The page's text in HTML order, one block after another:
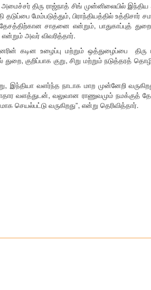
திரு ராஜ்நாத் சிங் முன்னிலையில்
மேம்படுத்தும், பிராந்தியத்தில் உத்திசார்
சாதனை என்றும், பாதுகாப்புத்
அவர் விவரித்தார்.
கடின உழைப்பு மற்றும் ஒத்துழைப்பை திரு
குறிப்பாக குறு, சிறு மற்றும் நடுத்தரத்
இந்தியா வளர்ந்த நாடாக மாற முன்னேறி
வளத்துடன், வலுவான ராணுவமும் நமக்குத்
வருகிறது”, என்று தெரிவித்தார்.